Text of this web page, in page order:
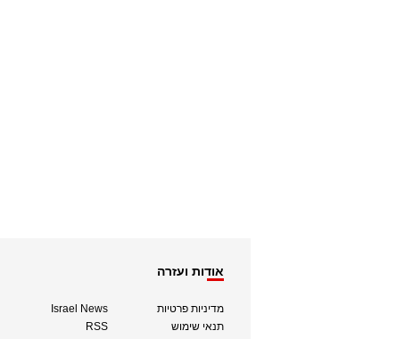
אודות ועזרה
מדיניות פרטיות
תנאי שימוש
Israel News
RSS